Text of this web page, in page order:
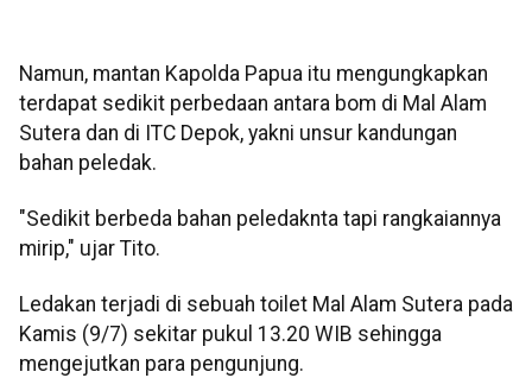
Namun, mantan Kapolda Papua itu mengungkapkan
terdapat sedikit perbedaan antara bom di Mal Alam
Sutera dan di ITC Depok, yakni unsur kandungan
bahan peledak.
"Sedikit berbeda bahan peledaknta tapi rangkaiannya
mirip," ujar Tito.
Ledakan terjadi di sebuah toilet Mal Alam Sutera pada
Kamis (9/7) sekitar pukul 13.20 WIB sehingga
mengejutkan para pengunjung.